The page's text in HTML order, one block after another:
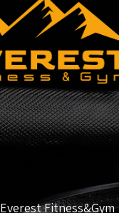
Everest Fitness&Gym